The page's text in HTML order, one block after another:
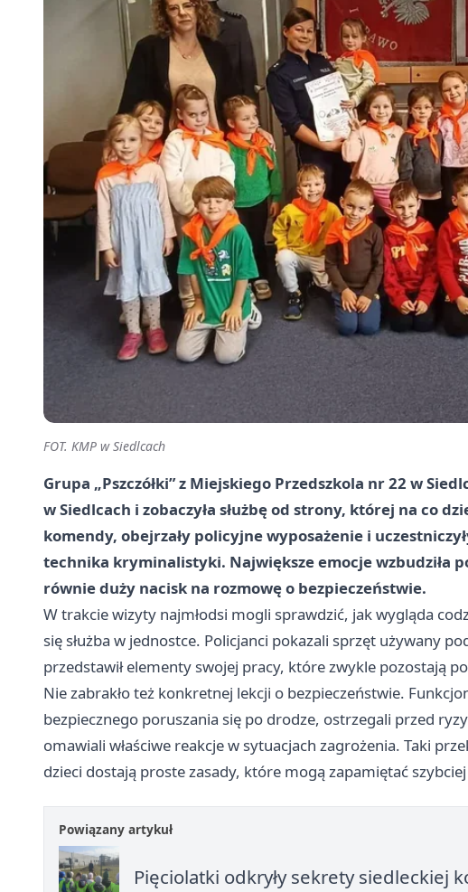
FOT. KMP w Siedlcach
Grupa „Pszczółki” z Miejskiego Przedszkola nr 22 w
w Siedlcach i zobaczyła służbę od strony, której na co
komendy, obejrzały policyjne wyposażenie i
technika kryminalistyki. Największe emocje wzbudziła
równie duży nacisk na rozmowę o bezpieczeństwie.
W trakcie wizyty najmłodsi mogli sprawdzić, jak wygląda
się służba w jednostce. Policjanci pokazali sprzęt używany
przedstawił elementy swojej pracy, które zwykle pozostają
Nie zabrakło też konkretnej lekcji o bezpieczeństwie.
bezpiecznego poruszania się po drodze, ostrzegali przed
omawiali właściwe reakcje w sytuacjach zagrożenia. Taki
dzieci dostają proste zasady, które mogą zapamiętać
Powiązany artykuł
Pięciolatki odkryły sekrety siedleckiej